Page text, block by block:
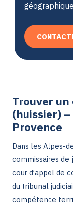
Trouver un
(huissier)
Provence
Dans les Alpes-
commissaires
cour d’appel de
du tribunal
compétence